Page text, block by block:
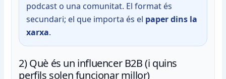
podcast o una comunitat. El format és
secundari; el que importa és el paper dins la
xarxa.
2) Què és un influencer B2B (i quins
perfils solen funcionar millor)